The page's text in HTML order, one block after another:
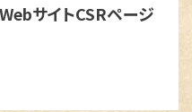
サイトCSRページ